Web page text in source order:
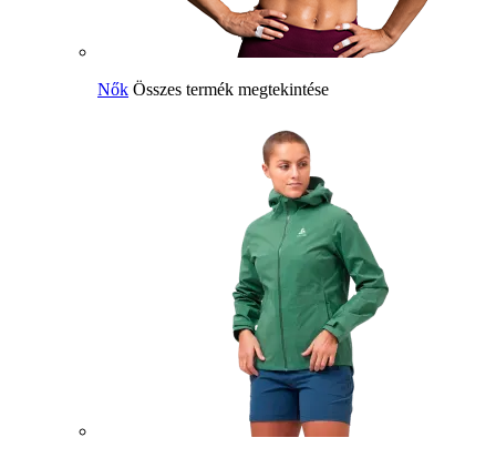
Nők Összes termék megtekintése